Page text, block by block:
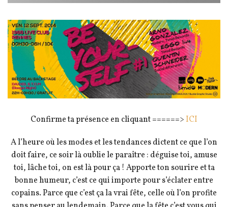
Confirme ta présence en cliquant ======> ICI
A l’heure où les modes et les tendances dictent ce que l’on
doit faire, ce soir là oublie le paraître : déguise toi, amuse
toi, lâche toi, on est là pour ça ! Apporte ton sourire et ta
bonne humeur, c’est ce qui importe pour s’éclater entre
copains. Parce que c’est ça la vrai fête, celle où l’on profite